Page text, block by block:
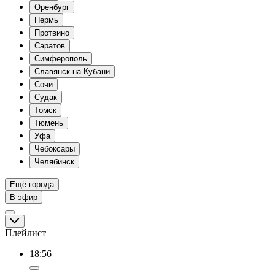
Оренбург
Пермь
Протвино
Саратов
Симферополь
Славянск-на-Кубани
Сочи
Судак
Томск
Тюмень
Уфа
Чебоксары
Челябинск
Ещё города
В эфир
Плейлист
18:56